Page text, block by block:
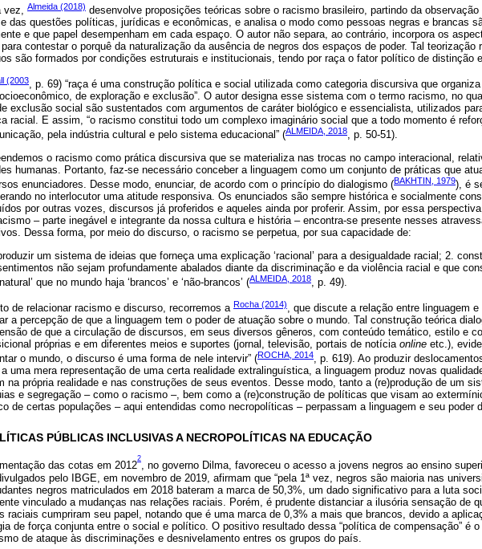
vez, Almeida (2018) desenvolve proposições teóricas sobre o racismo brasileiro, partindo da observação
das questões políticas, jurídicas e econômicas, e analisa o modo como pessoas negras e brancas
e que papel desempenham em cada espaço. O autor não separa, ao contrário, incorpora os
contestar o porquê da naturalização da ausência de negros dos espaços de poder. Tal teorização
são formados por condições estruturais e institucionais, tendo por raça o fator político de distinção
(2003
, p. 69) “raça é uma construção política e social utilizada como categoria discursiva que
de exploração e exclusão”. O autor designa esse sistema com o termo racismo, no
exclusão social são sustentados com argumentos de caráter biológico e essencialista, utilizados
racial. E assim, “o racismo constitui todo um complexo imaginário social que a todo momento é
pela indústria cultural e pelo sistema educacional” (ALMEIDA, 2018, p. 50-51).
o racismo como prática discursiva que se materializa nas trocas no campo interacional,
humanas. Portanto, faz-se necessário conceber a linguagem como um conjunto de práticas que
enunciadores. Desse modo, enunciar, de acordo com o princípio do dialogismo (BAKHTIN, 1979), é
no interlocutor uma atitude responsiva. Os enunciados são sempre histórica e socialmente
por outras vozes, discursos já proferidos e aqueles ainda por proferir. Assim, por essa
‒ parte inegável e integrante da nossa cultura e história ‒ encontra-se presente nesses
Dessa forma, por meio do discurso, o racismo se perpetua, por sua capacidade de:
um sistema de ideias que forneça uma explicação ‘racional’ para a desigualdade racial; 2.
não sejam profundamente abalados diante da discriminação e da violência racial e que
que no mundo haja ‘brancos’ e ‘não-brancos’ (ALMEIDA, 2018 , p. 49).
de relacionar racismo e discurso, recorremos a Rocha (2014)
, que discute a relação entre linguagem
a percepção de que a linguagem tem o poder de atuação sobre o mundo. Tal construção teórica
de que a circulação de discursos, em seus diversos gêneros, com conteúdo temático, estilo e
próprias e em diferentes meios e suportes (jornal, televisão, portais de notícia online etc.),
o mundo, o discurso é uma forma de nele intervir” (ROCHA, 2014, p. 619). Ao produzir
a uma mera representação de uma certa realidade extralinguística, a linguagem produz novas
na própria realidade e nas construções de seus eventos. Desse modo, tanto a (re)produção de um
e segregação ‒ como o racismo ‒, bem como a (re)construção de políticas que visam ao
de certas populações ‒ aqui entendidas como necropolíticas ‒ perpassam a linguagem e seu poder
PÚBLICAS INCLUSIVAS A NECROPOLÍTICAS NA EDUCAÇÃO
das cotas em 2012
2
, no governo Dilma, favoreceu o acesso a jovens negros ao ensino
pelo IBGE, em novembro de 2019, afirmam que “pela 1ª vez, negros são maioria nas
negros matriculados em 2018 bateram a marca de 50,3%, um dado significativo para a luta
vinculado a mudanças nas relações raciais. Porém, é prudente distanciar a ilusória sensação de
raciais cumpriram seu papel, notando que é uma marca de 0,3% a mais que brancos, devido a
de força conjunta entre o social e político. O positivo resultado dessa “política de compensação” é
de ataque às discriminações e desnivelamento entres os grupos do país.